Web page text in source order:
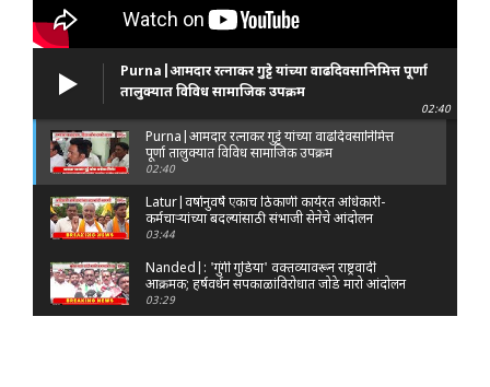
Purna|आमदार रत्नाकर गुट्टे यांच्या वाढदिवसानिमित्त पूर्णा
तालुक्यात विविध सामाजिक उपक्रम
02:40
Purna|आमदार रत्नाकर गुट्टे यांच्या वाढदिवसानिमित्त
पूर्णा तालुक्यात विविध सामाजिक उपक्रम
02:40
Latur|वर्षानुवर्षे एकाच ठिकाणी कार्यरत अधिकारी-
कर्मचाऱ्यांच्या बदल्यांसाठी संभाजी सेनेचे आंदोलन
03:44
Nanded|: 'गुंगी गुडिया' वक्तव्यावरून राष्ट्रवादी
आक्रमक; हर्षवर्धन सपकाळांविरोधात जोडे मारो आंदोलन
03:29